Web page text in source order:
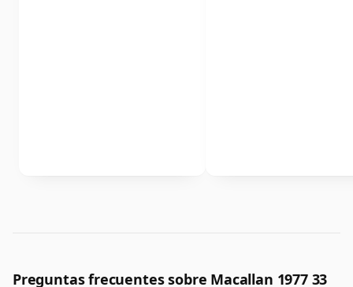
Preguntas frecuentes sobre Macallan 1977 33